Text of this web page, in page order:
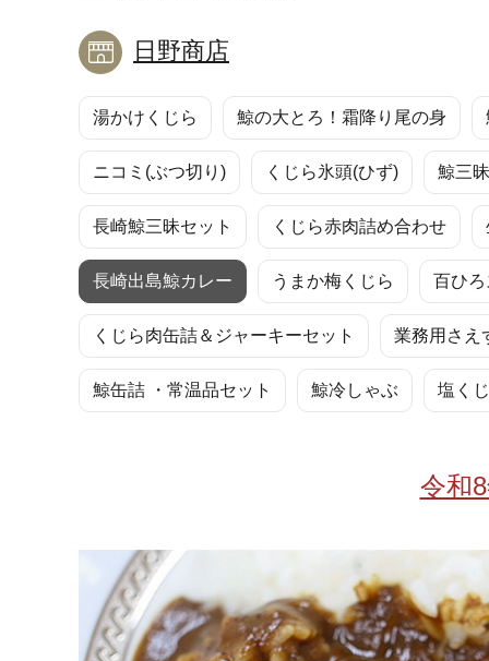
くだもの
洋菓子 和菓子
お酒 珈琲/
鍋 旬の食
産地検索
趣味・雑貨
キッチン用品 ファッ
家電 キッズ
健康/美容 ペット
日野商店
湯かけくじら 鯨の大とろ！霜降り尾の身
ニコミ(ぶつ切り) くじら氷頭(ひず) 鯨三
長崎鯨三昧セット くじら赤肉詰め合わせ
長崎出島鯨カレー うまか梅くじら 百ひ
くじら肉缶詰＆ジャーキーセット 業務用さえ
鯨缶詰 ・常温品セット 鯨冷しゃぶ 塩く
令和